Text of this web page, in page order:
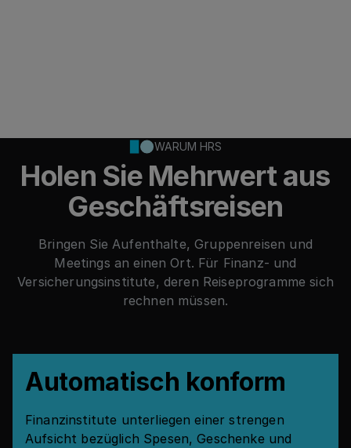
WARUM HRS
Holen Sie Mehrwert aus
Geschäftsreisen
Bringen Sie Aufenthalte, Gruppenreisen und
Meetings an einen Ort. Für Finanz- und
Versicherungsinstitute, deren Reiseprogramme sich
rechnen müssen.
Automatisch konform
Finanzinstitute unterliegen einer strengen
Aufsicht bezüglich Spesen, Geschenke und